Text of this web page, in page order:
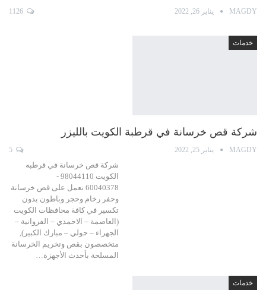
MAGDY يناير 26, 2022
خدمات
شركة قص خرسانة في قرطبة الكويت بالليزر
MAGDY يناير 25, 2022
شركة قص خرسانة في قرطبه
الكويت 98044110 -
60040378 نعمل على قص خرسانة
وحفر رخام وحجر وباطون بدون
تكسير في كافة محافظات الكويت
(العاصمة – الاحمدي – الفروانية –
الجهراء – حولي – مبارك الكبير),
متخصصون بقص وتخريم الخرسانة
المسلحة بأحدث الأجهزة…
خدمات